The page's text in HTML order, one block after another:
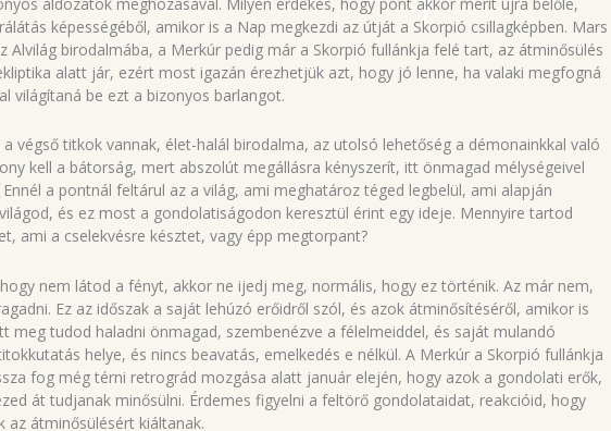
képességéből, amikor is a Nap megkezdi az útját a Skorpió csillagképben. Mars
Alvilág birodalmába, a Merkúr pedig már a Skorpió fullánkja felé tart, az átminősülés
alatt jár, ezért most igazán érezhetjük azt, hogy jó lenne, ha valaki megfogná
világítaná be ezt a bizonyos barlangot.
a végső titkok vannak, élet-halál birodalma, az utolsó lehetőség a démonainkkal való
kell a bátorság, mert abszolút megállásra kényszerít, itt önmagad mélységeivel
a pontnál feltárul az a világ, ami meghatároz téged legbelül, ami alapján
és ez most a gondolatiságodon keresztül érint egy ideje. Mennyire tartod
ami a cselekvésre késztet, vagy épp megtorpant?
nem látod a fényt, akkor ne ijedj meg, normális, hogy ez történik. Az már nem,
Ez az időszak a saját lehúzó erőidről szól, és azok átminősítéséről, amikor is
meg tudod haladni önmagad, szembenézve a félelmeiddel, és saját mulandó
helye, és nincs beavatás, emelkedés e nélkül. A Merkúr a Skorpió fullánkja
fog még térni retrográd mozgása alatt január elején, hogy azok a gondolati erők,
át tudjanak minősülni. Érdemes figyelni a feltörő gondolataidat, reakcióid, hogy
az átminősülésért kiáltanak.